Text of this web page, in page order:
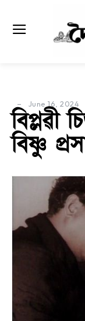
June 16, 2024
বিপ্লৱী
বিষ্ণু